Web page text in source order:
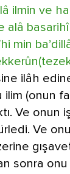
ilmin ve
alâ
min
ilâh
ilim (onun
Ve onun
Ve
sonra